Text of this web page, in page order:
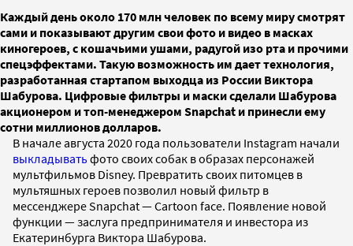
Каждый день около 170 млн человек по всему миру смотрят
сами и показывают другим свои фото и видео в масках
киногероев, с кошачьими ушами, радугой изо рта и прочими
спецэффектами. Такую возможность им дает технология,
разработанная стартапом выходца из России Виктора
Шабурова. Цифровые фильтры и маски сделали Шабурова
акционером и топ-менеджером Snapchat и принесли ему
сотни миллионов долларов.
В начале августа 2020 года пользователи Instagram начали
выкладыватьфото своих собак в образах персонажей
мультфильмов Disney. Превратить своих питомцев в
мультяшных героев позволил новый фильтр в
мессенджере Snapchat — Cartoon face. Появление новой
функции — заслуга предпринимателя и инвестора из
Екатеринбурга Виктора Шабурова.